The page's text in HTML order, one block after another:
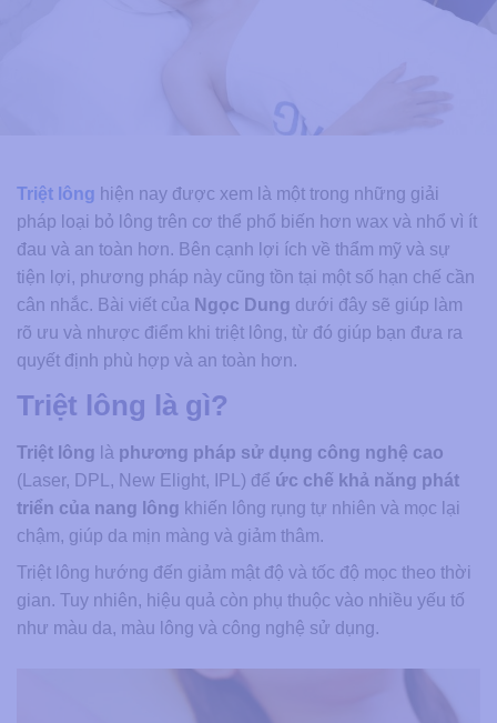
Triệt lông hiện nay được xem là một trong những giải
pháp loại bỏ lông trên cơ thể phổ biến hơn wax và nhổ vì ít
đau và an toàn hơn. Bên cạnh lợi ích về thẩm mỹ và sự
tiện lợi, phương pháp này cũng tồn tại một số hạn chế cần
cân nhắc. Bài viết của Ngọc Dung dưới đây sẽ giúp làm
rõ ưu và nhược điểm khi triệt lông, từ đó giúp bạn đưa ra
quyết định phù hợp và an toàn hơn.
Triệt lông là gì?
Triệt lông là phương pháp sử dụng công nghệ cao
(Laser, DPL, New Elight, IPL) để ức chế khả năng phát
triển của nang lông khiến lông rụng tự nhiên và mọc lại
chậm, giúp da mịn màng và giảm thâm.
Triệt lông hướng đến giảm mật độ và tốc độ mọc theo thời
gian. Tuy nhiên, hiệu quả còn phụ thuộc vào nhiều yếu tố
như màu da, màu lông và công nghệ sử dụng.